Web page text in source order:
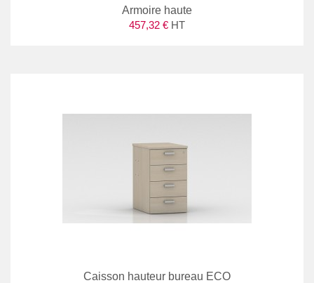
Armoire haute
457,32 € HT
Caisson hauteur bureau ECO